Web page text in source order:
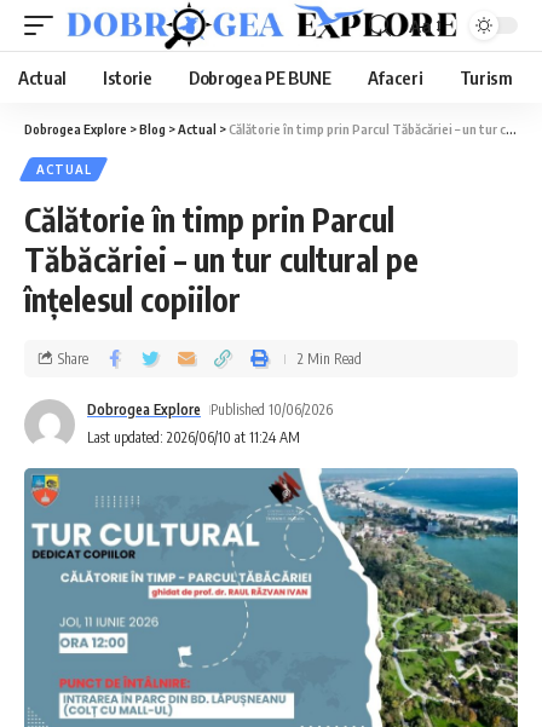
Aa
Actual Istorie Dobrogea PE BUNE Afaceri Turism
Dobrogea Explore >Blog >Actual >Călătorie în timp prin Parcul Tăbăcăriei – un tur cultural pe înțelesul copiilor
ACTUAL
Călătorie în timp prin Parcul
Tăbăcăriei – un tur cultural pe
înțelesul copiilor
Last updated: 2026/06/10 at 11:24 AM
Dobrogea Explore Published 10/06/2026
Share 2 Min Read